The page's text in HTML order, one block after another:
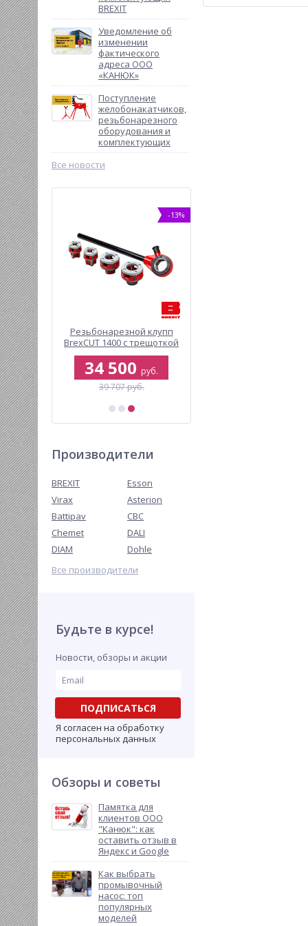
BREXIT
Уведомление об
изменении
фактического
адреса ООО
«КАНЮК»
Поступление
желобонакатчиков,
резьбонарезного
оборудования и
комплектующих
Все новости
клупп
трещоткой
руб.
руб.
Установка алмазного
сверления ESSON
ElectricDRIL-205
38 000руб.
40 012 руб.
Производители
BREXIT
Esson
Virax
Asterion
Battipav
CBC
Chemet
DALI
DIAM
Dohle
Все производители
Будьте в курсе!
Новости, обзоры и акции
ПОДПИСАТЬСЯ
Я согласен на обработку
персональных данных
Обзоры и советы
Памятка для
клиентов ООО
"Канюк": как
оставить отзыв в
Яндекс и Google
Как выбрать
промывочный
насос: топ
популярных
моделей